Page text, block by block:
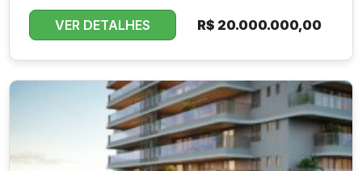
VER DETALHES R$ 20.000.000,00